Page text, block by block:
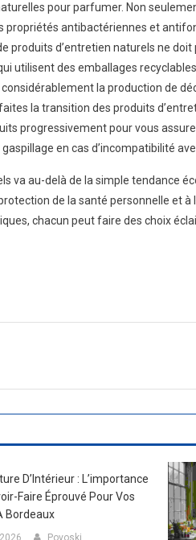
pour parfumer. Non
propriétés antibactériennes et
produits d’entretien naturels ne
utilisent des emballages
la production de
la transition des produits
progressivement pour vous
en cas d’incompatibilité
va au-delà de la simple tendance
de la santé personnelle et
chacun peut faire des choix
D’Intérieur : L’importance
Faire Éprouvé Pour Vos
Bordeaux
Povoski